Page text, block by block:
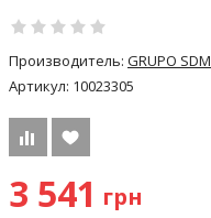
Производитель: GRUPO SDM
Артикул: 10023305
3 541 грн